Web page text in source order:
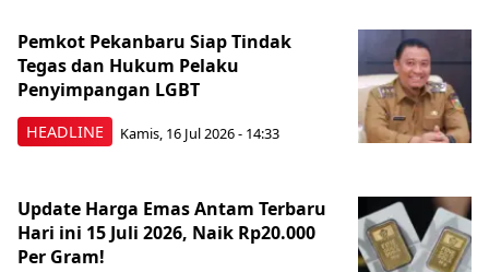
HEADLINE
Pemkot Pekanbaru Siap Tindak
Tegas dan Hukum Pelaku
Penyimpangan LGBT
Kamis, 16 Jul 2026 - 14:33
Update Harga Emas Antam Terbaru
Hari ini 15 Juli 2026, Naik Rp20.000
Per Gram!